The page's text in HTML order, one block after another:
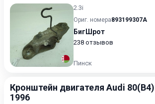
2.3i
Ориг. номера893199307A
БигШрот
238 отзывов
Пинск
Кронштейн двигателя Audi
1996